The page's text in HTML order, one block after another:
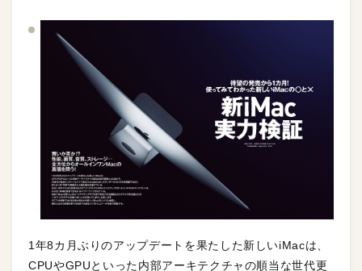
1年8カ月ぶりのアップデートを果たした新しいiMacは、
CPUやGPUといった内部アーキテクチャの順当な世代更